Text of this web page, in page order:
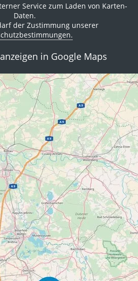
Service zum Laden von Karten-
Daten.
der Zustimmung unserer
in Google Maps